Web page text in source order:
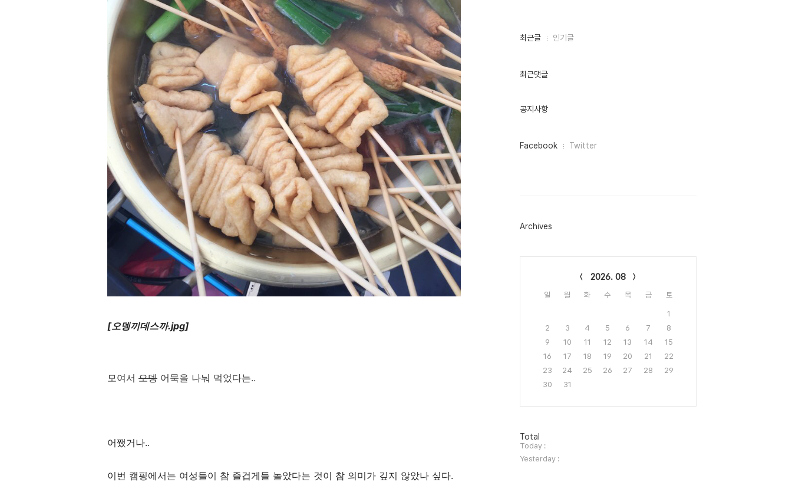
[오뎅끼데스까.jpg]
모여서 오뎅 어묵을 나눠 먹었다는..
어쨌거나..
이번 캠핑에서는 여성들이 참 즐겁게들 놀았다는 것이 참 의미가 깊지 않았나 싶다.
최
인
최근글 인기글
최근댓글
공지사항
페
그
Facebook Twitter
Archives
2026. 08
일 월 화 수 목 금 토
1
2
3 4 5 6 7
8
9
10 11 12 13 14
15
16
17 18 19 20 21
22
23
24 25 26 27 28
29
30
31
방
문
자
수
Total
Today :
Yesterday :